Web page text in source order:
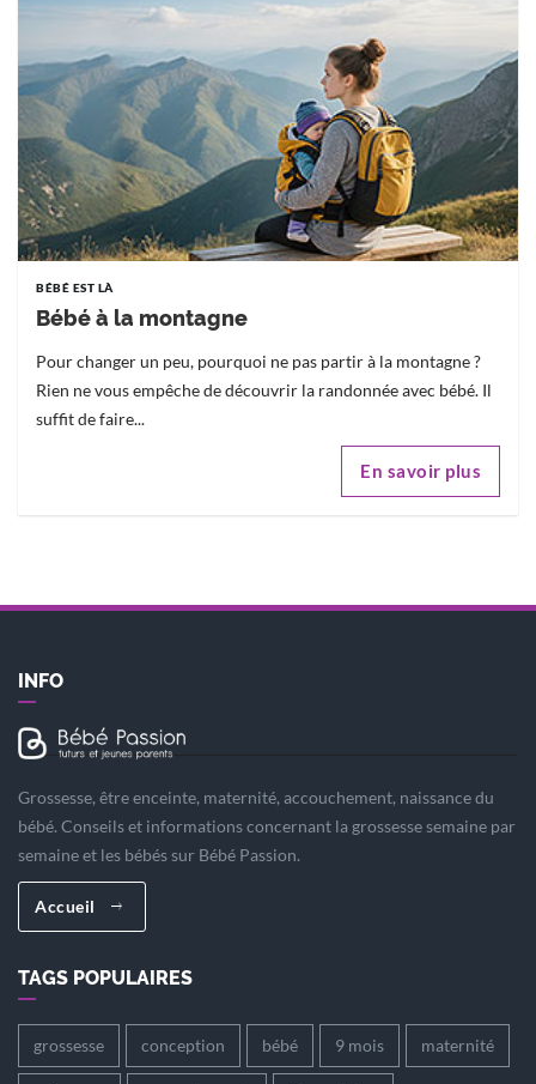
BÉBÉ EST LÀ
Bébé à la montagne
Pour changer un peu, pourquoi ne pas partir à la montagne ?
Rien ne vous empêche de découvrir la randonnée avec bébé. Il
suffit de faire...
En savoir plus
INFO
Grossesse, être enceinte, maternité, accouchement, naissance du
bébé. Conseils et informations concernant la grossesse semaine par
semaine et les bébés sur Bébé Passion.
Accueil
TAGS POPULAIRES
grossesse conception bébé 9 mois maternité